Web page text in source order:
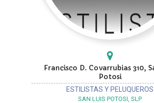
Francisco D. Covarrubias 310,
Potosi
ESTILISTAS Y PELUQUEROS
SAN LUIS POTOSI, SLP